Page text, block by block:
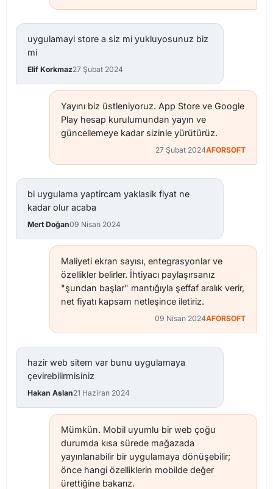
uygulamayi store a siz mi yukluyosunuz biz
mi
Elif Korkmaz27 Şubat 2024
Yayını biz üstleniyoruz. App Store ve Google
Play hesap kurulumundan yayın ve
güncellemeye kadar sizinle yürütürüz.
27 Şubat 2024AFORSOFT
bi uygulama yaptircam yaklasik fiyat ne
kadar olur acaba
Mert Doğan09 Nisan 2024
Maliyeti ekran sayısı, entegrasyonlar ve
özellikler belirler. İhtiyacı paylaşırsanız
"şundan başlar" mantığıyla şeffaf aralık verir,
net fiyatı kapsam netleşince iletiriz.
09 Nisan 2024AFORSOFT
hazir web sitem var bunu uygulamaya
çevirebilirmisiniz
Hakan Aslan21 Haziran 2024
Mümkün. Mobil uyumlu bir web çoğu
durumda kısa sürede mağazada
yayınlanabilir bir uygulamaya dönüşebilir;
önce hangi özelliklerin mobilde değer
ürettiğine bakarız.